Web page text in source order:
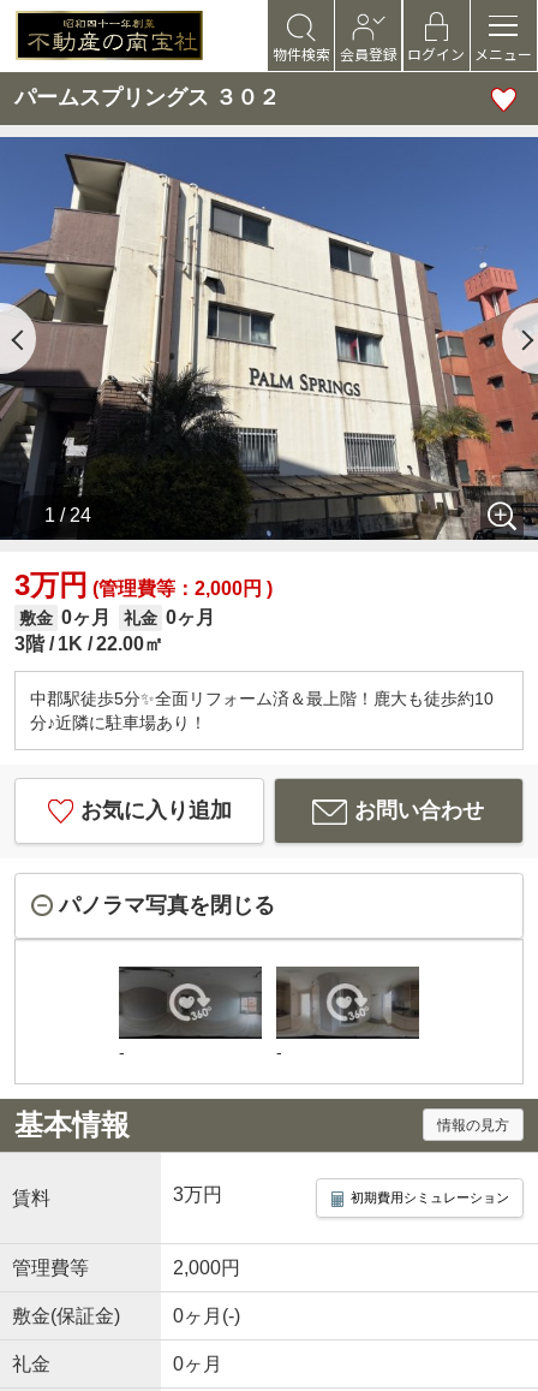
物件検索 会員登録 ログイン メニュー
パームスプリングス ３０２
1 / 24
3万円 (管理費等：2,000円 )
敷金 0ヶ月 礼金 0ヶ月
3階
1K 22.00㎡
中郡駅徒歩5分✨全面リフォーム済＆最上階！鹿大も徒歩約10
分♪近隣に駐車場あり！
お気に入り追加 お問い合わせ
パノラマ写真を閉じる
- -
基本情報 情報の見方
賃料 3万円 初期費用シミュレーション
管理費等 2,000円
敷金(保証金) 0ヶ月(-)
礼金 0ヶ月